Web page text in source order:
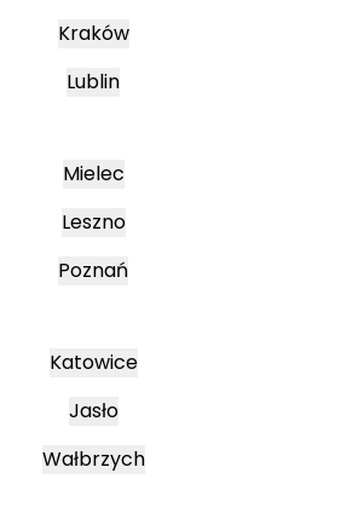
Kraków
Lublin
Mielec
Leszno
Poznań
Katowice
Jasło
Wałbrzych